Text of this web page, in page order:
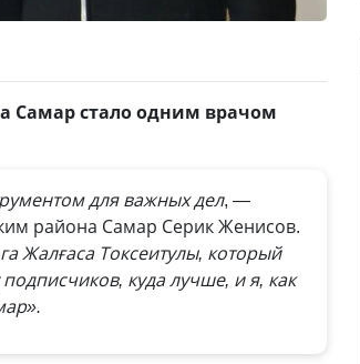
Самар стало одним врачом
для важных дел, —
района Самар Серик Женисов.
Жалғаса Токсеитулы, который
куда лучше, и я, как